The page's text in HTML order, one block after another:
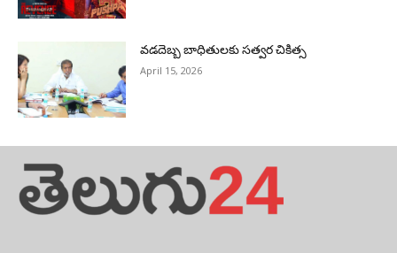
వడదెబ్బ బాధితులకు సత్వర చికిత్స
April 15, 2026